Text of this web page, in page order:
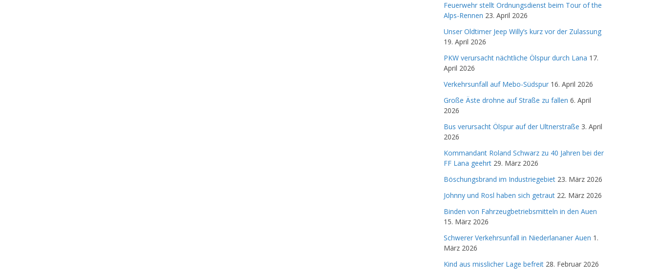
Feuerwehr stellt Ordnungsdienst beim Tour of the
Alps-Rennen 23. April 2026
Unser Oldtimer Jeep Willy’s kurz vor der Zulassung
19. April 2026
PKW verursacht nächtliche Ölspur durch Lana 17.
April 2026
Verkehrsunfall auf Mebo-Südspur 16. April 2026
Große Äste drohne auf Straße zu fallen 6. April
2026
Bus verursacht Ölspur auf der Ultnerstraße 3. April
2026
Kommandant Roland Schwarz zu 40 Jahren bei der
FF Lana geehrt 29. März 2026
Böschungsbrand im Industriegebiet 23. März 2026
Johnny und Rosl haben sich getraut 22. März 2026
Binden von Fahrzeugbetriebsmitteln in den Auen
15. März 2026
Schwerer Verkehrsunfall in Niederlananer Auen 1.
März 2026
Kind aus misslicher Lage befreit 28. Februar 2026